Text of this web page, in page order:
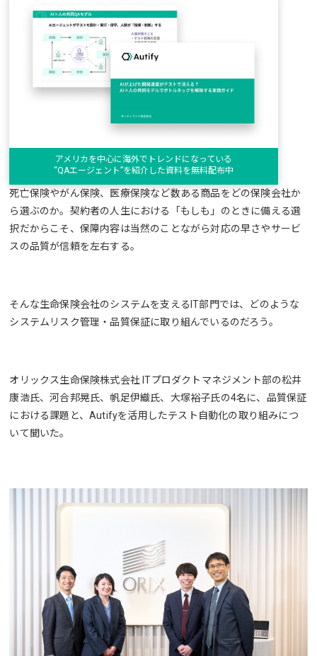
アメリカを中心に海外でトレンドになっている
“QAエージェント”を紹介した資料を無料配布中
死亡保険やがん保険、医療保険など数ある商品をどの保険会社か
ら選ぶのか。契約者の人生における「もしも」のときに備える選
択だからこそ、保障内容は当然のことながら対応の早さやサービ
スの品質が信頼を左右する。
そんな生命保険会社のシステムを支えるIT部門では、どのような
システムリスク管理・品質保証に取り組んでいるのだろう。
オリックス生命保険株式会社 ITプロダクトマネジメント部の松井
康浩氏、河合邦晃氏、帆足伊織氏、大塚裕子氏の4名に、品質保証
における課題と、Autifyを活用したテスト自動化の取り組みにつ
いて聞いた。